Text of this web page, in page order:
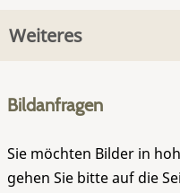
Weiteres
Bildanfragen
Sie möchten Bilder in
gehen Sie bitte auf die